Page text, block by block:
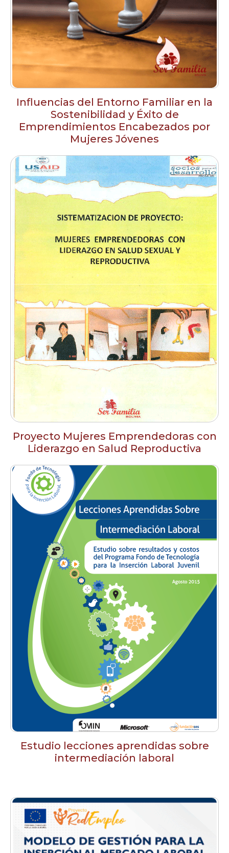
Influencias del Entorno Familiar en la
Sostenibilidad y Éxito de
Emprendimientos Encabezados por
Mujeres Jóvenes
Proyecto Mujeres Emprendedoras con
Liderazgo en Salud Reproductiva
Estudio lecciones aprendidas sobre
intermediación laboral